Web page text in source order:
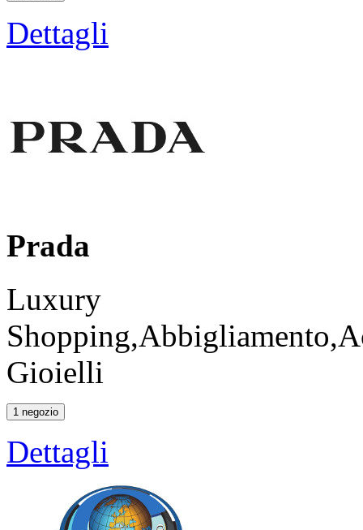
Dettagli
Prada
Luxury
Gioielli
1 negozio
Dettagli